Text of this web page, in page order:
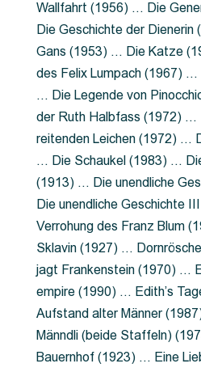
Wallfahrt (1956) … Die
Die Geschichte der
Gans (1953) … Die Katze
des Felix Lumpach (1967)
… Die Legende von
der Ruth Halbfass (1972) …
reitenden Leichen (1972) …
… Die Schaukel (1983) …
(1913) … Die unendliche
Die unendliche Geschichte
Verrohung des Franz Blum
Sklavin (1927) …
jagt Frankenstein (1970) …
empire (1990) … Edith’s
Aufstand alter Männer
Männdli (beide Staffeln)
Bauernhof (1923) … Eine